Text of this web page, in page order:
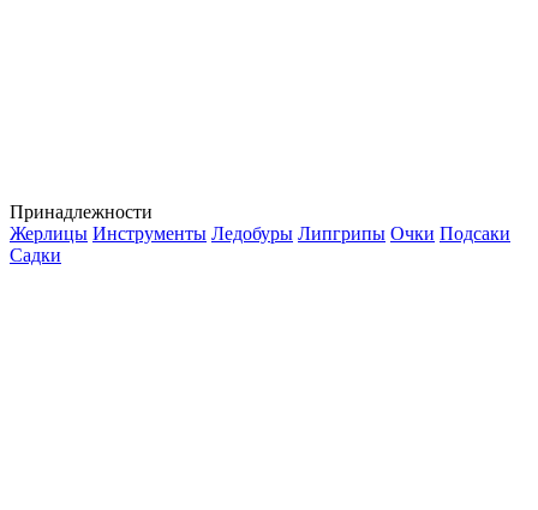
Принадлежности
Жерлицы Инструменты Ледобуры Липгрипы Очки Подсаки
Садки